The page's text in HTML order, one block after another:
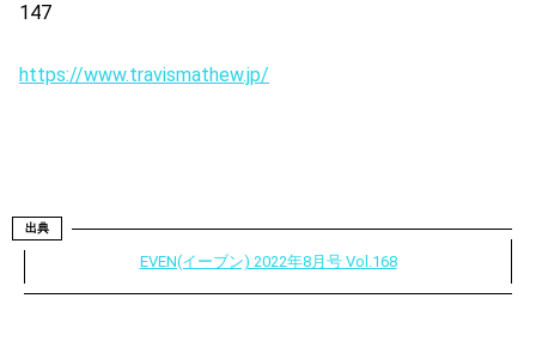
147
https://www.travismathew.jp/
出典
EVEN(イーブン) 2022年8月号 Vol.168